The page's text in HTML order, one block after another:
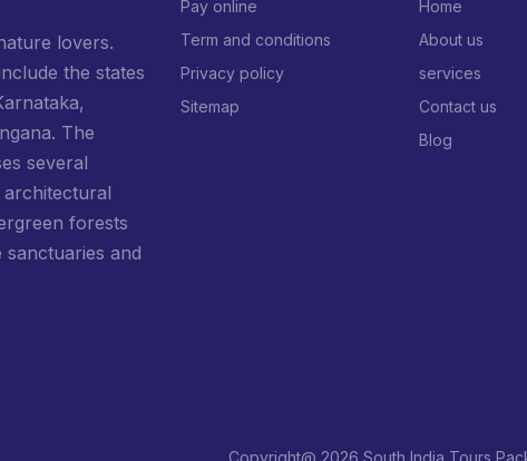
lovers.
the states
The
several
forests
and
Pay online
Term and conditions
Privacy policy
Sitemap
Home
About us
services
Contact us
Blog